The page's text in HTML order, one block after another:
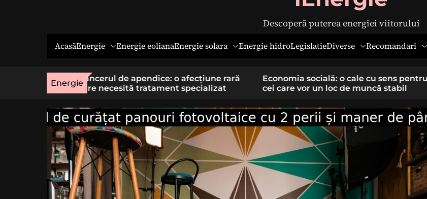
Descoperă puterea energiei viitorului
AcasăEnergie Energie eolianaEnergie solara Energie hidroLegislatieDiverse Recomandari
Energie
afecțiune rară
Economia socială: o cale cu sens pentru
cei care vor un loc de muncă stabil
Hernia ombilicală la adulți: cauze,
simptome și tratament chirurgical